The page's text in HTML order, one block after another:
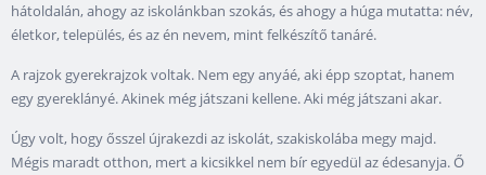
hátoldalán, ahogy az iskolánkban szokás, és ahogy a húga mutatta: név,
életkor, település, és az én nevem, mint felkészítő tanáré.
A rajzok gyerekrajzok voltak. Nem egy anyáé, aki épp szoptat, hanem
egy gyereklányé. Akinek még játszani kellene. Aki még játszani akar.
Úgy volt, hogy ősszel újrakezdi az iskolát, szakiskolába megy majd.
Mégis maradt otthon, mert a kicsikkel nem bír egyedül az édesanyja. Ő